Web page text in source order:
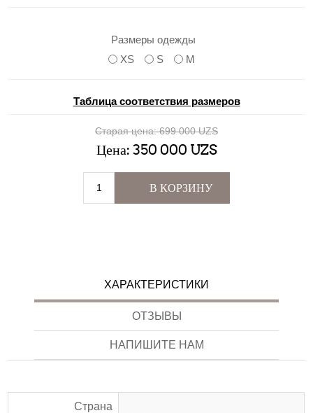
Размеры одежды
XS
S M
Таблица соответствия размеров
Старая цена: 699 000 UZS
Цена: 350 000 UZS
В КОРЗИНУ
ХАРАКТЕРИСТИКИ
ОТЗЫВЫ
НАПИШИТЕ НАМ
Страна